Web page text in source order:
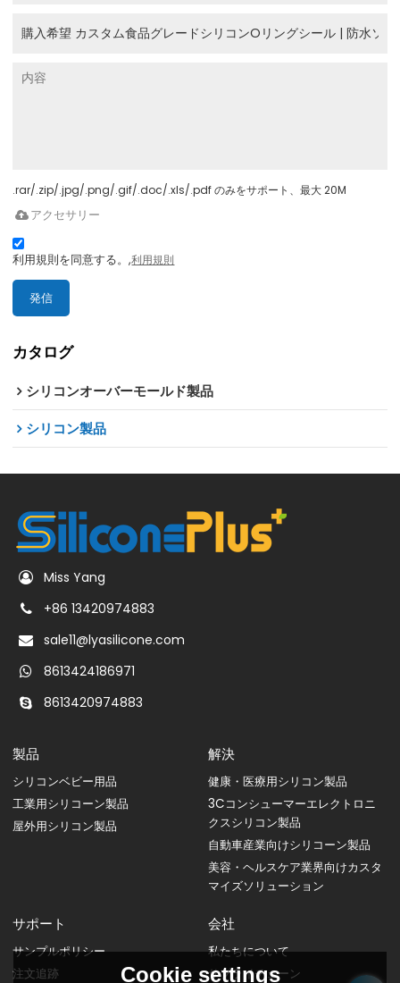
.rar/.zip/.jpg/.png/.gif/.doc/.xls/.pdf のみをサポート、最大 20M
アクセサリー
利用規則を同意する。,利用規則
発信
カタログ
シリコンオーバーモールド製品
シリコン製品
Miss Yang
+86 13420974883
sale11@lyasilicone.com
8613424186971
8613420974883
製品
シリコンベビー用品
工業用シリコーン製品
屋外用シリコン製品
解決
健康・医療用シリコン製品
3Cコンシューマーエレクトロニ
クスシリコン製品
自動車産業向けシリコーン製品
美容・ヘルスケア業界向けカスタ
マイズソリューション
サポート
サンプルポリシー
注文追跡
会社
私たちについて
サプライチェーン
Cookie settings